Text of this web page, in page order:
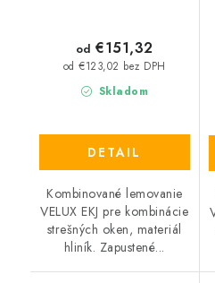
Skladom
od €123,02 bez DPH
od €151,32
DETAIL
Kombinované lemovanie
VELUX EKJ pre kombinácie
strešných oken, materiál
hliník. Zapustené...